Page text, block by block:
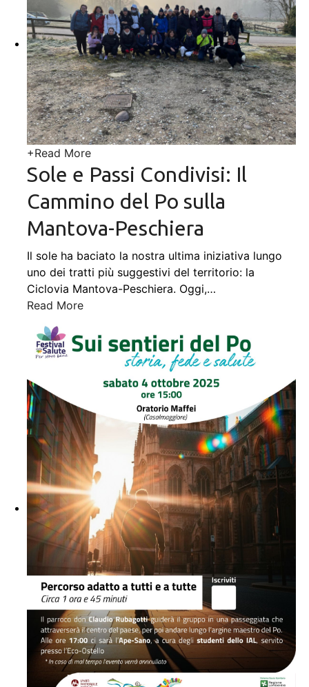
+Read More
Sole e Passi Condivisi: Il
Cammino del Po sulla
Mantova-Peschiera
Il sole ha baciato la nostra ultima iniziativa lungo
uno dei tratti più suggestivi del territorio: la
Ciclovia Mantova-Peschiera. Oggi,…
Read More